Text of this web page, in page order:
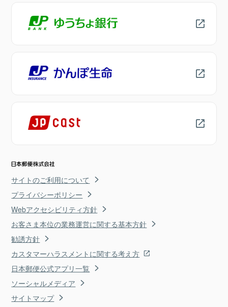
サイトのご利用について
プライバシーポリシー
Webアクセシビリティ方針
お客さま本位の業務運営に関する基本方針
勧誘方針
カスタマーハラスメントに関する考え方
日本郵便公式アプリ一覧
ソーシャルメディア
サイトマップ